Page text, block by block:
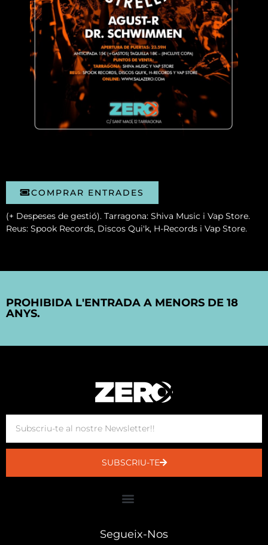
COMPRAR ENTRADES
(+ Despeses de gestió). Tarragona: Shiva Music i Vap Store.
Reus: Spook Records, Discos Qui'k, H-Records i Vap Store.
PROHIBIDA L'ENTRADA A MENORS DE 18
ANYS.
SUBSCRIU-TE
Segueix-Nos